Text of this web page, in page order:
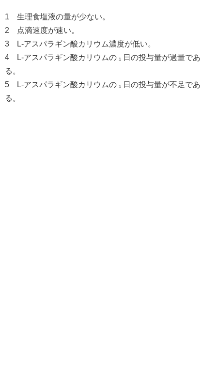
1 生理食塩液の量が少ない。
2 点滴速度が速い。
3 L-アスパラギン酸カリウム濃度が低い。
4 L-アスパラギン酸カリウムの ₁ 日の投与量が過量であ
る。
5 L-アスパラギン酸カリウムの ₁ 日の投与量が不足であ
る。